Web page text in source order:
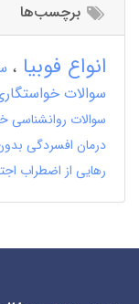
برچسب‌ها
انواع فوبیا
سوالات
سوالات روانشناسی
درمان افسردگی
رهایی از اضطراب